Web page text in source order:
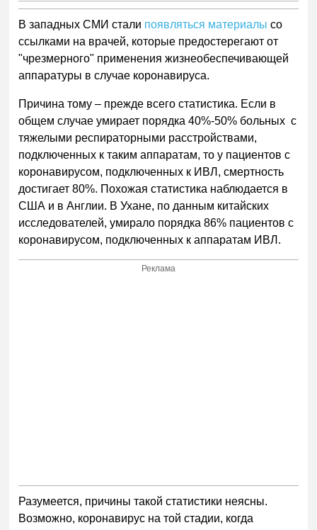
В западных СМИ стали появляться материалы со
ссылками на врачей, которые предостерегают от
"чрезмерного" применения жизнеобеспечивающей
аппаратуры в случае коронавируса.
Причина тому – прежде всего статистика. Если в
общем случае умирает порядка 40%-50% больных с
тяжелыми респираторными расстройствами,
подключенных к таким аппаратам, то у пациентов с
коронавирусом, подключенных к ИВЛ, смертность
достигает 80%. Похожая статистика наблюдается в
США и в Англии. В Ухане, по данным китайских
исследователей, умирало порядка 86% пациентов с
коронавирусом, подключенных к аппаратам ИВЛ.
Реклама
Разумеется, причины такой статистики неясны.
Возможно, коронавирус на той стадии, когда